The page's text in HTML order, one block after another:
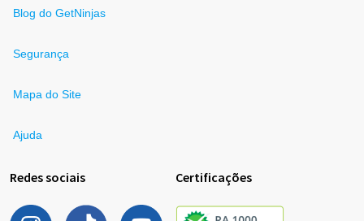
Blog do GetNinjas
Segurança
Mapa do Site
Ajuda
Redes sociais Certificações